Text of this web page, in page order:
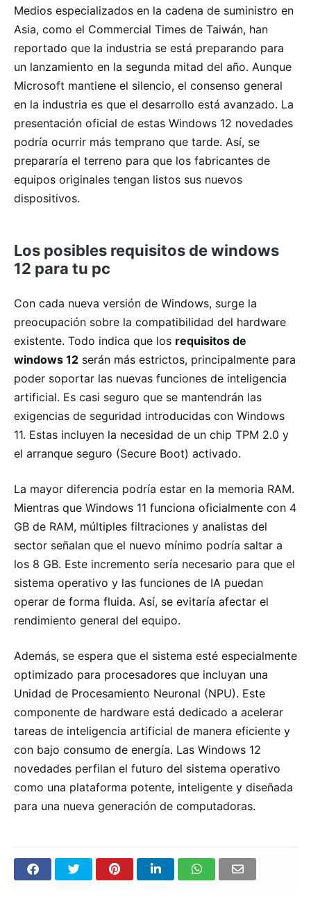
Medios especializados en la cadena de suministro en
Asia, como el Commercial Times de Taiwán, han
reportado que la industria se está preparando para
un lanzamiento en la segunda mitad del año. Aunque
Microsoft mantiene el silencio, el consenso general
en la industria es que el desarrollo está avanzado. La
presentación oficial de estas Windows 12 novedades
podría ocurrir más temprano que tarde. Así, se
prepararía el terreno para que los fabricantes de
equipos originales tengan listos sus nuevos
dispositivos.
Los posibles requisitos de windows
12 para tu pc
Con cada nueva versión de Windows, surge la
preocupación sobre la compatibilidad del hardware
existente. Todo indica que los requisitos de
windows 12 serán más estrictos, principalmente para
poder soportar las nuevas funciones de inteligencia
artificial. Es casi seguro que se mantendrán las
exigencias de seguridad introducidas con Windows
11. Estas incluyen la necesidad de un chip TPM 2.0 y
el arranque seguro (Secure Boot) activado.
La mayor diferencia podría estar en la memoria RAM.
Mientras que Windows 11 funciona oficialmente con 4
GB de RAM, múltiples filtraciones y analistas del
sector señalan que el nuevo mínimo podría saltar a
los 8 GB. Este incremento sería necesario para que el
sistema operativo y las funciones de IA puedan
operar de forma fluida. Así, se evitaría afectar el
rendimiento general del equipo.
Además, se espera que el sistema esté especialmente
optimizado para procesadores que incluyan una
Unidad de Procesamiento Neuronal (NPU). Este
componente de hardware está dedicado a acelerar
tareas de inteligencia artificial de manera eficiente y
con bajo consumo de energía. Las Windows 12
novedades perfilan el futuro del sistema operativo
como una plataforma potente, inteligente y diseñada
para una nueva generación de computadoras.